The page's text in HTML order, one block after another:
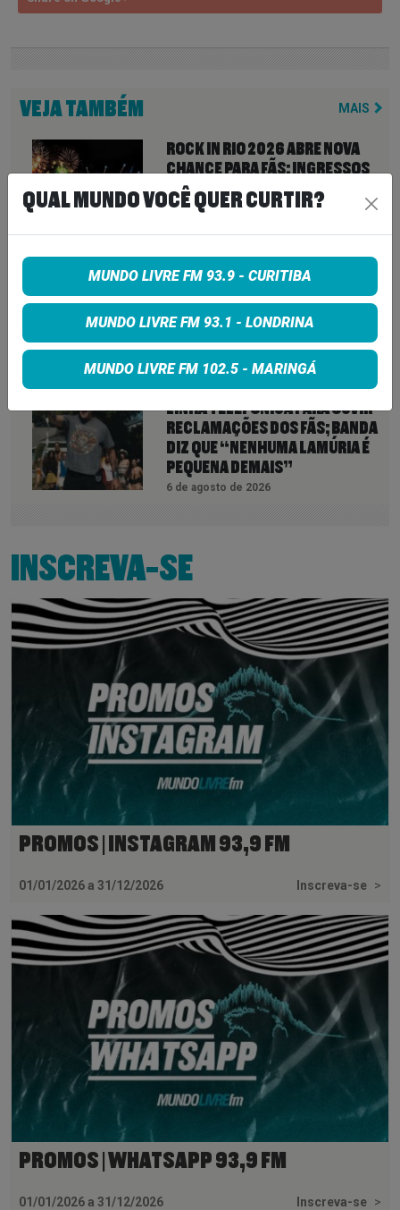
VEJA TAMBÉM MAIS
ROCK IN RIO 2026 ABRE NOVA
CHANCE PARA FÃS: INGRESSOS
VOLTAM À VENDA ATÉ PARA DIAS
ESGOTADOS
ZZ TOP CANCELA SHOW APÓS
INTRANSPONÍVEIS” E DEIXA FÃS
SEM EXPLICAÇÕES
6 de agosto de 2026
QUEENS OF THE STONE AGE CRIA
LINHA TELEFÔNICA PARA OUVIR
RECLAMAÇÕES DOS FÃS; BANDA
DIZ QUE “NENHUMA LAMÚRIA É
PEQUENA DEMAIS”
6 de agosto de 2026
INSCREVA-SE
PROMOS | INSTAGRAM 93,9 FM
01/01/2026 a 31/12/2026 Inscreva-se >
PROMOS | WHATSAPP 93,9 FM
01/01/2026 a 31/12/2026 Inscreva-se >
QUAL MUNDO VOCÊ QUER CURTIR?
MUNDO LIVRE FM 93.9 - CURITIBA
MUNDO LIVRE FM 93.1 - LONDRINA
MUNDO LIVRE FM 102.5 - MARINGÁ